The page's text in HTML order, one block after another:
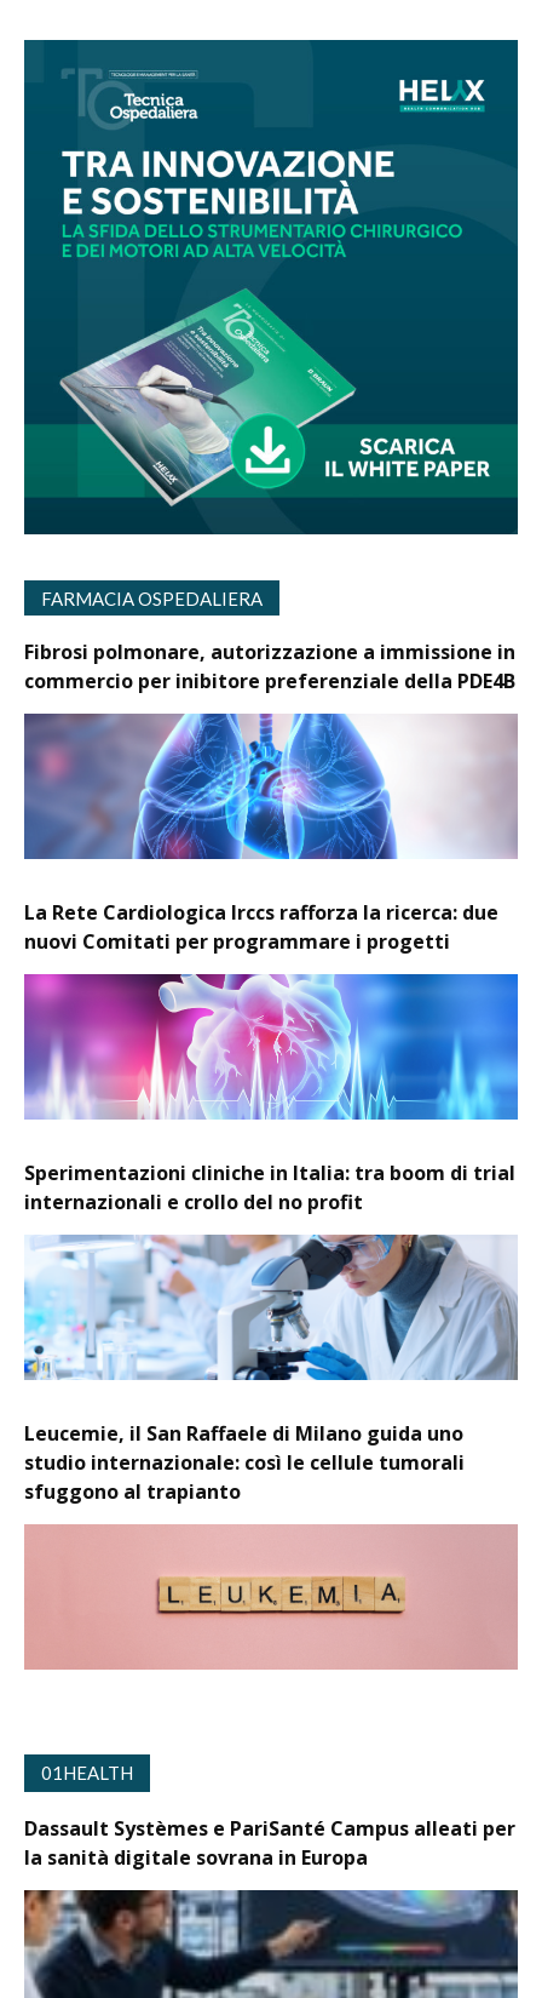
FARMACIA OSPEDALIERA
Fibrosi polmonare, autorizzazione a immissione in
commercio per inibitore preferenziale della PDE4B
La Rete Cardiologica Irccs rafforza la ricerca: due
nuovi Comitati per programmare i progetti
Sperimentazioni cliniche in Italia: tra boom di trial
internazionali e crollo del no profit
Leucemie, il San Raffaele di Milano guida uno
studio internazionale: così le cellule tumorali
sfuggono al trapianto
01HEALTH
Dassault Systèmes e PariSanté Campus alleati per
la sanità digitale sovrana in Europa